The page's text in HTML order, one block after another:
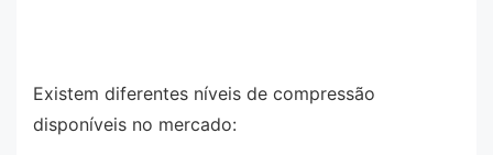
Existem diferentes níveis de compressão
disponíveis no mercado: